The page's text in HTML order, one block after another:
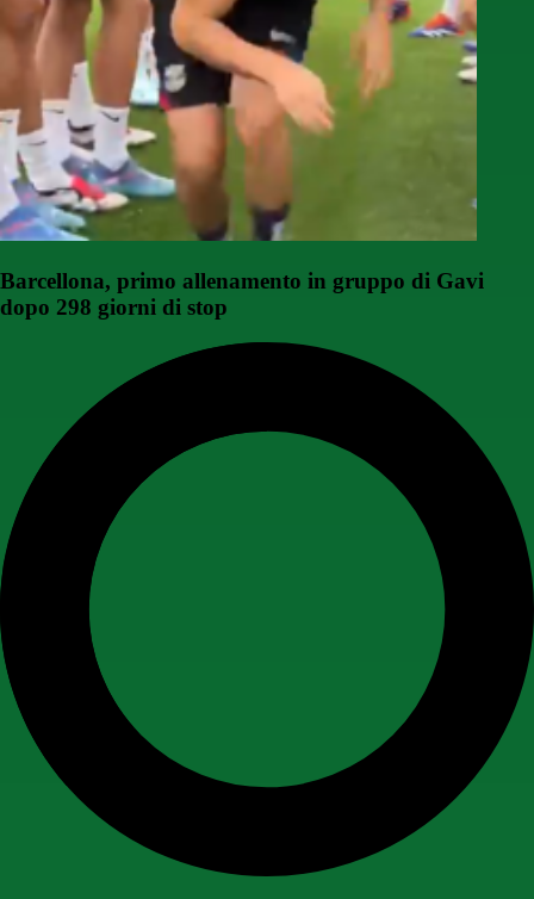
Barcellona, primo allenamento in gruppo di Gavi
dopo 298 giorni di stop